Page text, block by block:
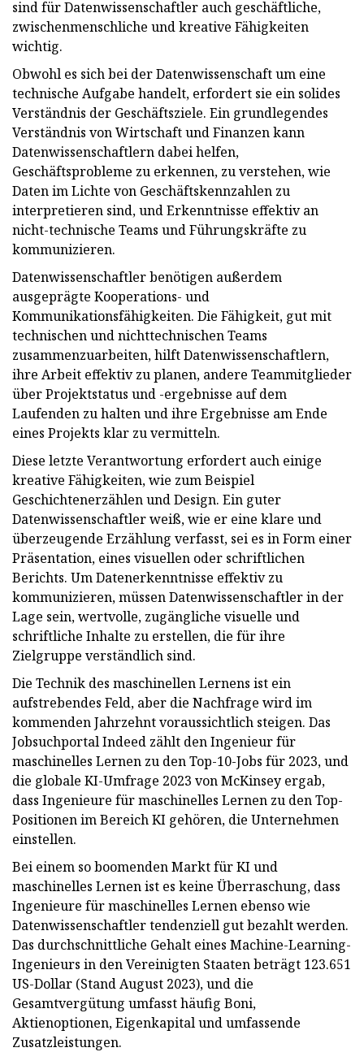
sind für Datenwissenschaftler auch geschäftliche,
zwischenmenschliche und kreative Fähigkeiten
wichtig.
Obwohl es sich bei der Datenwissenschaft um eine
technische Aufgabe handelt, erfordert sie ein solides
Verständnis der Geschäftsziele. Ein grundlegendes
Verständnis von Wirtschaft und Finanzen kann
Datenwissenschaftlern dabei helfen,
Geschäftsprobleme zu erkennen, zu verstehen, wie
Daten im Lichte von Geschäftskennzahlen zu
interpretieren sind, und Erkenntnisse effektiv an
nicht-technische Teams und Führungskräfte zu
kommunizieren.
Datenwissenschaftler benötigen außerdem
ausgeprägte Kooperations- und
Kommunikationsfähigkeiten. Die Fähigkeit, gut mit
technischen und nichttechnischen Teams
zusammenzuarbeiten, hilft Datenwissenschaftlern,
ihre Arbeit effektiv zu planen, andere Teammitglieder
über Projektstatus und -ergebnisse auf dem
Laufenden zu halten und ihre Ergebnisse am Ende
eines Projekts klar zu vermitteln.
Diese letzte Verantwortung erfordert auch einige
kreative Fähigkeiten, wie zum Beispiel
Geschichtenerzählen und Design. Ein guter
Datenwissenschaftler weiß, wie er eine klare und
überzeugende Erzählung verfasst, sei es in Form einer
Präsentation, eines visuellen oder schriftlichen
Berichts. Um Datenerkenntnisse effektiv zu
kommunizieren, müssen Datenwissenschaftler in der
Lage sein, wertvolle, zugängliche visuelle und
schriftliche Inhalte zu erstellen, die für ihre
Zielgruppe verständlich sind.
Die Technik des maschinellen Lernens ist ein
aufstrebendes Feld, aber die Nachfrage wird im
kommenden Jahrzehnt voraussichtlich steigen. Das
Jobsuchportal Indeed zählt den Ingenieur für
maschinelles Lernen zu den Top-10-Jobs für 2023, und
die globale KI-Umfrage 2023 von McKinsey ergab,
dass Ingenieure für maschinelles Lernen zu den Top-
Positionen im Bereich KI gehören, die Unternehmen
einstellen.
Bei einem so boomenden Markt für KI und
maschinelles Lernen ist es keine Überraschung, dass
Ingenieure für maschinelles Lernen ebenso wie
Datenwissenschaftler tendenziell gut bezahlt werden.
Das durchschnittliche Gehalt eines Machine-Learning-
Ingenieurs in den Vereinigten Staaten beträgt 123.651
US-Dollar (Stand August 2023), und die
Gesamtvergütung umfasst häufig Boni,
Aktienoptionen, Eigenkapital und umfassende
Zusatzleistungen.